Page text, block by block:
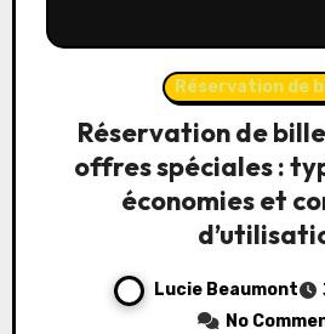
Réservation de
Réservation de
offres spéciales :
économies et
Lucie Beaumont
No